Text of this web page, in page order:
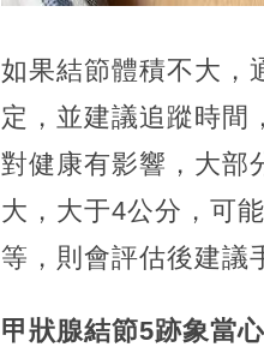
如果結節體積不大，
定，並建議追蹤時間
對健康有影響，大部
大，大于4公分，可
等，則會評估後建議
甲狀腺結節5跡象當